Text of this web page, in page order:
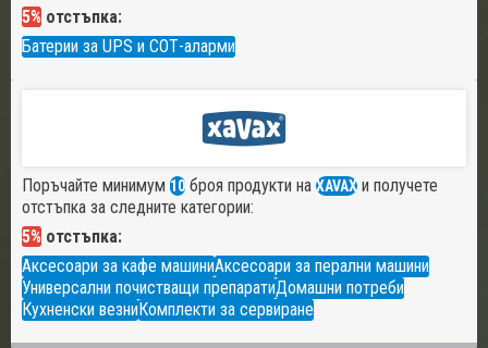
5% отстъпка:
Батерии за UPS и СОТ-аларми
Поръчайте минимум 10 броя продукти на XAVAX и получете
отстъпка за следните категории:
5% отстъпка:
Аксесоари за кафе машиниАксесоари за перални машини
Универсални почистващи препаратиДомашни потреби
Кухненски везниКомплекти за сервиране